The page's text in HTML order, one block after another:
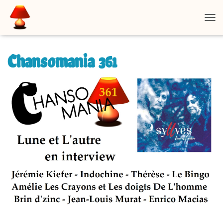
É
R
L
A
N
A
Chansomania 361